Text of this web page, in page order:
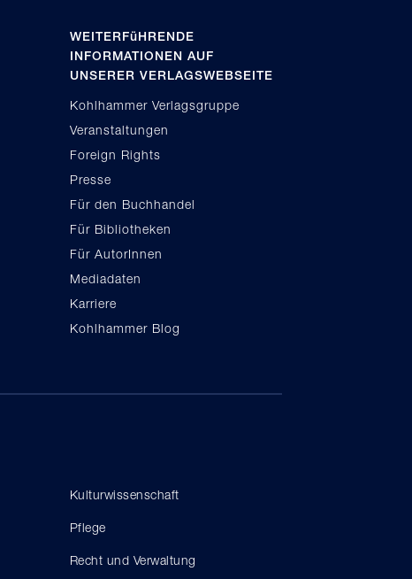
WEITERFüHRENDE
INFORMATIONEN AUF
UNSERER VERLAGSWEBSEITE
Kohlhammer Verlagsgruppe
Veranstaltungen
Foreign Rights
Presse
Für den Buchhandel
Für Bibliotheken
Für AutorInnen
Mediadaten
Karriere
Kohlhammer Blog
Kulturwissenschaft
Pflege
Recht und Verwaltung